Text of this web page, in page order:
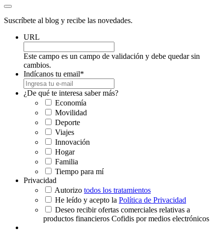
Suscríbete al blog y recibe las novedades.
URL
Este campo es un campo de validación y debe quedar sin
cambios.
Indícanos tu email*
¿De qué te interesa saber más?
Economía
Movilidad
Deporte
Viajes
Innovación
Hogar
Familia
Tiempo para mí
Privacidad
Autorizo todos los tratamientos
He leído y acepto la Política de Privacidad
Deseo recibir ofertas comerciales relativas a
productos financieros Cofidis por medios electrónicos